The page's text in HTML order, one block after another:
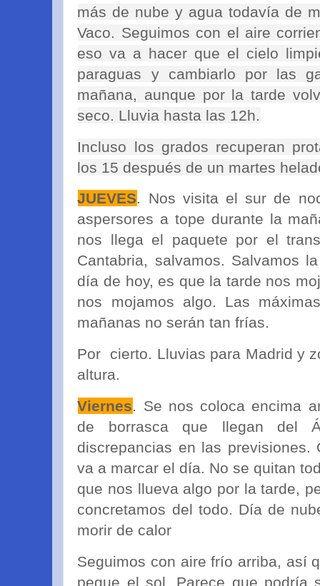
más de nube y agua todavía de
Vaco. Seguimos con el aire
eso va a hacer que el cielo
paraguas y cambiarlo por las
mañana, aunque por la tarde
seco. Lluvia hasta las 12h.
Incluso los grados recuperan
los 15 después de un martes
JUEVES. Nos visita el sur de
aspersores a tope durante la
nos llega el paquete por el
Cantabria, salvamos. Salvamos
día de hoy, es que la tarde nos
nos mojamos algo. Las
mañanas no serán tan frías.
Por cierto. Lluvias para Madrid y
altura.
Viernes. Se nos coloca encima
de borrasca que llegan del
discrepancias en las
va a marcar el día. No se quitan
que nos llueva algo por la tarde,
concretamos del todo. Día de
morir de calor
Seguimos con aire frío arriba, así
pegue el sol. Parece que podría